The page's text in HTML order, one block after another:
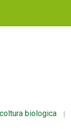
biologica